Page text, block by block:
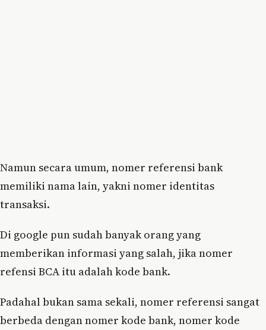
Namun secara umum, nomer referensi bank
memiliki nama lain, yakni nomer identitas
transaksi.
Di google pun sudah banyak orang yang
memberikan informasi yang salah, jika nomer
refensi BCA itu adalah kode bank.
Padahal bukan sama sekali, nomer referensi sangat
berbeda dengan nomer kode bank, nomer kode